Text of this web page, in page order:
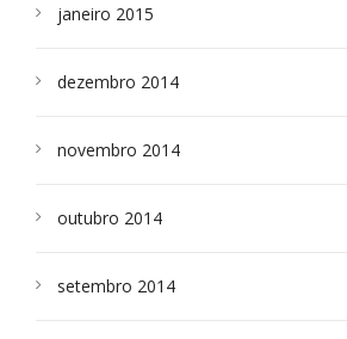
janeiro 2015
dezembro 2014
novembro 2014
outubro 2014
setembro 2014